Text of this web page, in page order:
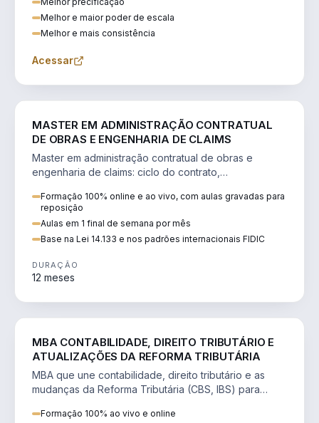
Melhor e maior poder de escala
Melhor e mais consistência
Acessar
MASTER EM ADMINISTRAÇÃO CONTRATUAL
DE OBRAS E ENGENHARIA DE CLAIMS
Master em administração contratual de obras e
engenharia de claims: ciclo do contrato,
Formação 100% online e ao vivo, com aulas gravadas para
reposição
Aulas em 1 final de semana por mês
Base na Lei 14.133 e nos padrões internacionais FIDIC
DURAÇÃO
12 meses
MBA CONTABILIDADE, DIREITO TRIBUTÁRIO E
ATUALIZAÇÕES DA REFORMA TRIBUTÁRIA
MBA que une contabilidade, direito tributário e as
mudanças da Reforma Tributária (CBS, IBS) para
Formação 100% ao vivo e online